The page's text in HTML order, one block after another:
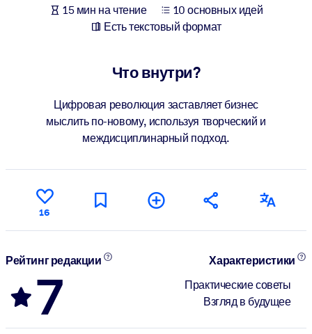
Для ИИ-систем
15 мин на чтение
10 основных идей
Есть текстовый формат
Что внутри?
Цифровая революция заставляет бизнес
мыслить по-новому, используя творческий и
междисциплинарный подход.
16
Рейтинг редакции
7
Характеристики
Практические советы
Взгляд в будущее